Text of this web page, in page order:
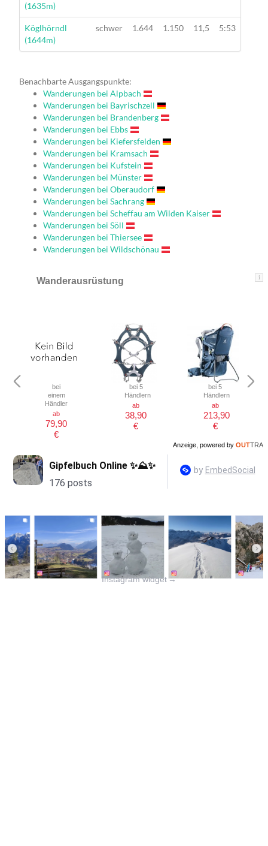
(1635m)
Wanderung
Köglhörndl
(1644m)
schwer 1.644 1.150 11,5 5:53
Benachbarte Ausgangspunkte:
Wanderungen bei Alpbach
Wanderungen bei Bayrischzell
Wanderungen bei Brandenberg
Wanderungen bei Ebbs
Wanderungen bei Kiefersfelden
Wanderungen bei Kramsach
Wanderungen bei Kufstein
Wanderungen bei Münster
Wanderungen bei Oberaudorf
Wanderungen bei Sachrang
Wanderungen bei Scheffau am Wilden Kaiser
Wanderungen bei Söll
Wanderungen bei Thiersee
Wanderungen bei Wildschönau
i
Wanderausrüstung
bei
einem
Händler
ab
79,90
€
bei 5
Händlern
ab
38,90
€
bei 5
Händlern
ab
213,90
€
Anzeige, powered by OUTTRA
Instagram widget →